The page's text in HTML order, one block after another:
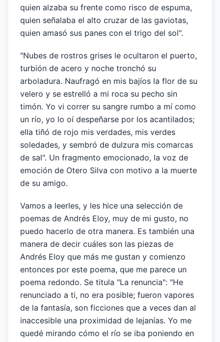
quien alzaba su frente como risco de espuma,
quien señalaba el alto cruzar de las gaviotas,
quien amasó sus panes con el trigo del sol".
"Nubes de rostros grises le ocultaron el puerto,
turbión de acero y noche tronchó su
arboladura. Naufragó en mis bajíos la flor de su
velero y se estrelló a mi roca su pecho sin
timón. Yo vi correr su sangre rumbo a mí como
un río, yo lo oí despeñarse por los acantilados;
ella tiñó de rojo mis verdades, mis verdes
soledades, y sembró de dulzura mis comarcas
de sal". Un fragmento emocionado, la voz de
emoción de Otero Silva con motivo a la muerte
de su amigo.
Vamos a leerles, y les hice una selección de
poemas de Andrés Eloy, muy de mi gusto, no
puedo hacerlo de otra manera. Es también una
manera de decir cuáles son las piezas de
Andrés Eloy que más me gustan y comienzo
entonces por este poema, que me parece un
poema redondo. Se titula "La renuncia": "He
renunciado a ti, no era posible; fueron vapores
de la fantasía, son ficciones que a veces dan al
inaccesible una proximidad de lejanías. Yo me
quedé mirando cómo el río se iba poniendo en